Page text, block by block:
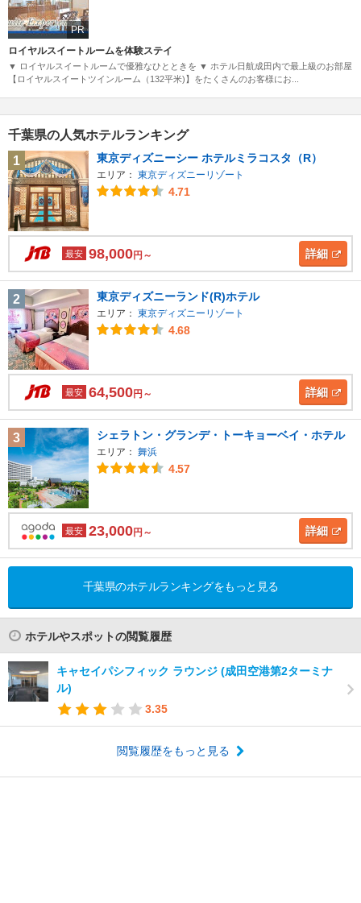
PR
ロイヤルスイートルームを体験ステイ
▼ ロイヤルスイートルームで優雅なひとときを ▼ ホテル日航成田内で最上級のお部屋
【ロイヤルスイートツインルーム（132平米)】をたくさんのお客様にお...
千葉県の人気ホテルランキング
1
東京ディズニーシー ホテルミラコスタ（R）
エリア： 東京ディズニーリゾート
4.71
最安 98,000円～ 詳細
2 東京ディズニーランド(R)ホテル
エリア： 東京ディズニーリゾート
4.68
最安 64,500円～ 詳細
3 シェラトン・グランデ・トーキョーベイ・ホテル
エリア： 舞浜
4.57
最安 23,000円～ 詳細
千葉県のホテルランキングをもっと見る
ホテルやスポットの閲覧履歴
キャセイパシフィック ラウンジ (成田空港第2ターミナ
ル)
3.35
閲覧履歴をもっと見る